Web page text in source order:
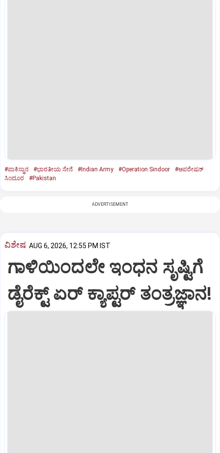
#ಪಾಕಿಸ್ಥಾನ #ಭಾರತೀಯ ಸೇನೆ #Indian Army #Operation Sindoor
#ಆಪರೇಷನ್‌
ಸಿಂದೂರ
#Pakistan
ADVERTISEMENT
ವಿಶೇಷ AUG 6, 2026, 12:55 PM IST
ಗಾಳಿಯಿಂದಲೇ ಇಂಧನ ಸೃಷ್ಟಿಗೆ
ಡೈರೆಕ್ಟ್ ಏರ್‌ ಕ್ಯಾಪ್ಟರ್ ತಂತ್ರಜ್ಞಾನ!